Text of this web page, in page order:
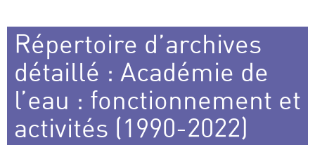
Répertoire d’archives
détaillé : Académie de
l’eau : fonctionnement et
activités (1990-2022)